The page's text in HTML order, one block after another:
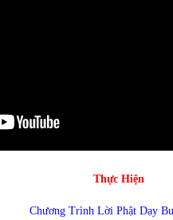
Thực Hiện
Chương Trình Lời Phật Dạy